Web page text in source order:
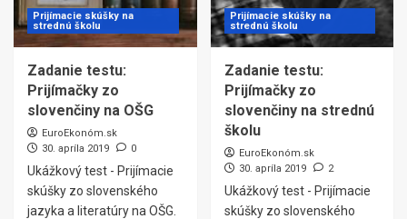
Prijímacie skúšky na
strednú školu
Zadanie testu:
Prijímačky zo
slovenčiny na OŠG
EuroEkonóm.sk
30. apríla 2019
0
Ukážkový test - Prijímacie
skúšky zo slovenského
jazyka a literatúry na OŠG.
Prijímacie skúšky na
strednú školu
Zadanie testu:
Prijímačky zo
slovenčiny na strednú
školu
EuroEkonóm.sk
30. apríla 2019
2
Ukážkový test - Prijímacie
skúšky zo slovenského